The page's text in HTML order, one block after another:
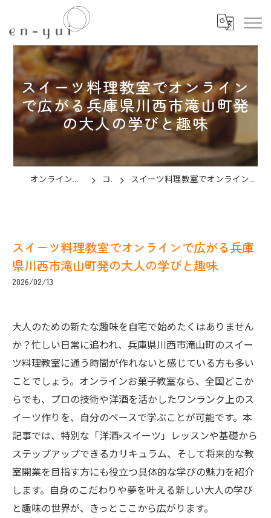
スイーツ料理教室でオンライン
で広がる兵庫県川西市滝山町発
の大人の学びと趣味
オンラインのお菓子教室ならen-yui コラム スイーツ料理教室でオンラインで広がる兵庫県川西市滝山町発の大人の学びと趣味
スイーツ料理教室でオンラインで広がる兵庫
県川西市滝山町発の大人の学びと趣味
2026/02/13
大人のための新たな趣味を自宅で始めたくはありません
か？忙しい日常に追われ、兵庫県川西市滝山町のスイー
ツ料理教室に通う時間が作れないと感じている方も多い
ことでしょう。オンラインお菓子教室なら、全国どこか
らでも、プロの技術や洋酒を活かしたワンランク上のス
イーツ作りを、自分のペースで学ぶことが可能です。本
記事では、特別な「洋酒×スイーツ」レッスンや基礎から
ステップアップできるカリキュラム、そして将来的な教
室開業を目指す方にも役立つ具体的な学びの魅力を紹介
します。自身のこだわりや夢を叶える新しい大人の学び
と趣味の世界が、きっとここから広がります。